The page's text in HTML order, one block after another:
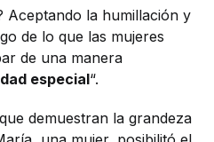
Aceptando la humillación y
de lo que las mujeres
de una manera
especial“.
demuestran la grandeza